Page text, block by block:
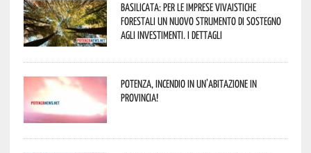
Basilicata: per le imprese vivaistiche
forestali un nuovo strumento di sostegno
agli investimenti. I dettagli
Potenza, incendio in un’abitazione in
provincia!